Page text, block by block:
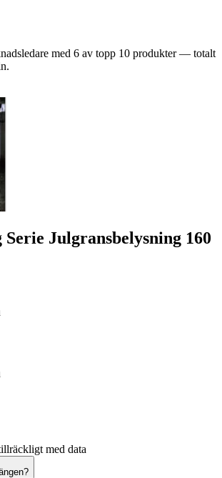
med 6 av topp 10 produkter — totalt
Julgransbelysning 160
med data